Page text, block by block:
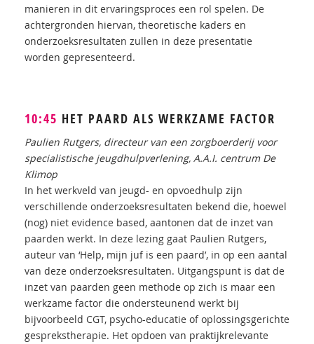
manieren in dit ervaringsproces een rol spelen. De
achtergronden hiervan, theoretische kaders en
onderzoeksresultaten zullen in deze presentatie
worden gepresenteerd.
10:45 HET PAARD ALS WERKZAME FACTOR
Paulien Rutgers, directeur van een zorgboerderij voor
specialistische jeugdhulpverlening, A.A.I. centrum De
Klimop
In het werkveld van jeugd- en opvoedhulp zijn
verschillende onderzoeksresultaten bekend die, hoewel
(nog) niet evidence based, aantonen dat de inzet van
paarden werkt. In deze lezing gaat Paulien Rutgers,
auteur van ‘Help, mijn juf is een paard’, in op een aantal
van deze onderzoeksresultaten. Uitgangspunt is dat de
inzet van paarden geen methode op zich is maar een
werkzame factor die ondersteunend werkt bij
bijvoorbeeld CGT, psycho-educatie of oplossingsgerichte
gesprekstherapie. Het opdoen van praktijkrelevante